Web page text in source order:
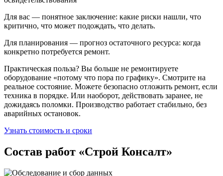
Для вас — понятное заключение: какие риски нашли, что
критично, что может подождать, что делать.
Для планирования — прогноз остаточного ресурса: когда
конкретно потребуется ремонт.
Практическая польза? Вы больше не ремонтируете
оборудование «потому что пора по графику». Смотрите на
реальное состояние. Можете безопасно отложить ремонт, если
техника в порядке. Или наоборот, действовать заранее, не
дожидаясь поломки. Производство работает стабильно, без
аварийных остановок.
Узнать стоимость и сроки
Состав работ «Строй Консалт»